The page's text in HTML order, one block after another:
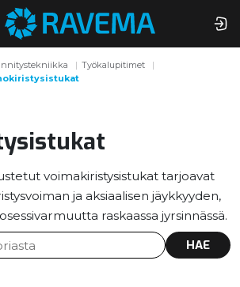
Työkalupitimet
voimakiristysistukat tarjoavat
ja aksiaalisen jäykkyyden,
raskaassa jyrsinnässä.
HAE